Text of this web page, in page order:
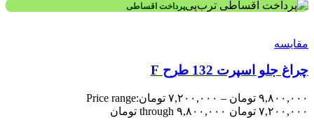
پرداخت اقساطی
مقایسه
چراغ جلو اسپرت 132 طرح F
۹,۸۰۰,۰۰۰ تومان – ۷,۲۰۰,۰۰۰ تومانPrice range:
۷,۲۰۰,۰۰۰ تومان through ۹,۸۰۰,۰۰۰ تومان